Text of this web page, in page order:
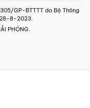
GP-BTTTT do Bộ Thông
28-8-2023.
PHÓNG.